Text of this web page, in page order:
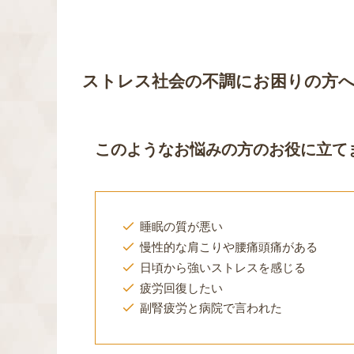
ストレス社会の不調にお困りの方
このようなお悩みの方のお役に立て
睡眠の質が悪い
慢性的な肩こりや腰痛頭痛がある
日頃から強いストレスを感じる
疲労回復したい
副腎疲労と病院で言われた